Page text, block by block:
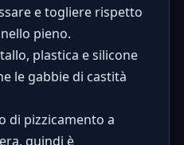
e togliere rispetto
pieno.
plastica e silicone
le gabbie di castità
di pizzicamento a
quindi è